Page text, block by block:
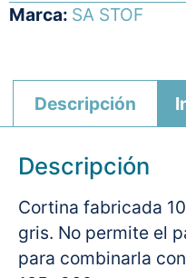
Marca: SA STOF
Descripción
Descripción
Cortina fabricada
gris. No permite el
para combinarla